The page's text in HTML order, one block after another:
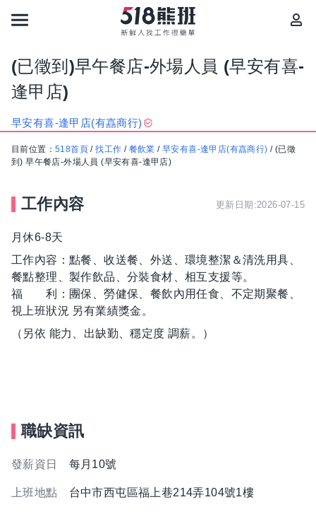
(已徵到)早午餐店-外場人員 (早安有喜-
逢甲店)
早安有喜-逢甲店(有嚞商行)
目前位置： 518首頁 /找工作 / 餐飲業 /早安有喜-逢甲店(有嚞商行) / (已徵
到) 早午餐店-外場人員 (早安有喜-逢甲店)
工作內容 更新日期:2026-07-15
月休6-8天
工作內容：點餐、收送餐、外送、環境整潔＆清洗用具、
餐點整理、製作飲品、分裝食材、相互支援等。
福 利：團保、勞健保、餐飲內用任食、不定期聚餐、
視上班狀況 另有業績獎金。
（另依 能力、出缺勤、穩定度 調薪。）
職缺資訊
發薪資日 每月10號
上班地點 台中市西屯區福上巷214弄104號1樓